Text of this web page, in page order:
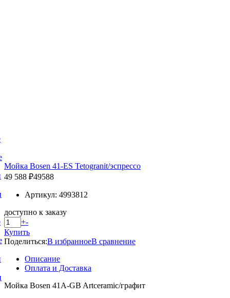
Мойка Bosen 41-ES Tetogranit/эспрессо
49 588 ₽49588
Артикул: 4993812
доступно к заказу
+-
Купить
Поделиться:В избранноеВ сравнение
Описание
Оплата и Доставка
Мойка Bosen 41A-GB Artceramic/графит